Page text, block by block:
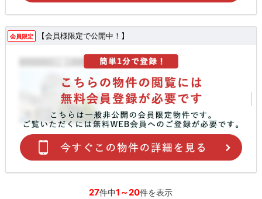
会員限定 【会員様限定で公開中！】
27件中1～20件を表示